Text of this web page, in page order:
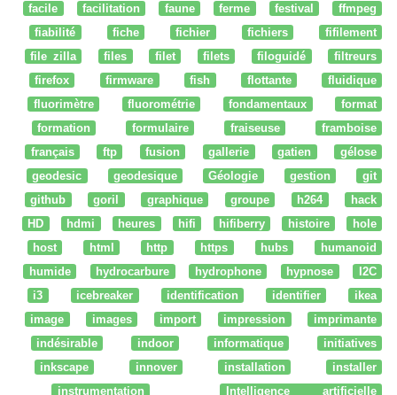
facile
facilitation faune ferme festival
ffmpeg
fiabilité
fiche fichier fichiers
fifilement
file zilla
files filet filets filoguidé
filtreurs
firefox
firmware fish flottante
fluidique
fluorimètre
fluorométrie fondamentaux
format
formation
formulaire fraiseuse
framboise
français
ftp fusion gallerie gatien
gélose
geodesic
geodesique Géologie gestion
git
github
goril graphique groupe h264
hack
HD
hdmi heures hifi hifiberry histoire
hole
host
html http https hubs
humanoid
humide
hydrocarbure hydrophone hypnose
I2C
i3
icebreaker identification identifier
ikea
image
images import impression
imprimante
indésirable
indoor informatique
initiatives
inkscape
innover installation
installer
instrumentation
Intelligence artificielle